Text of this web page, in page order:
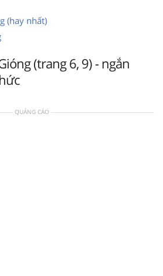
(hay nhất)
(trang 6, 9) - ngắn
QUẢNG CÁO